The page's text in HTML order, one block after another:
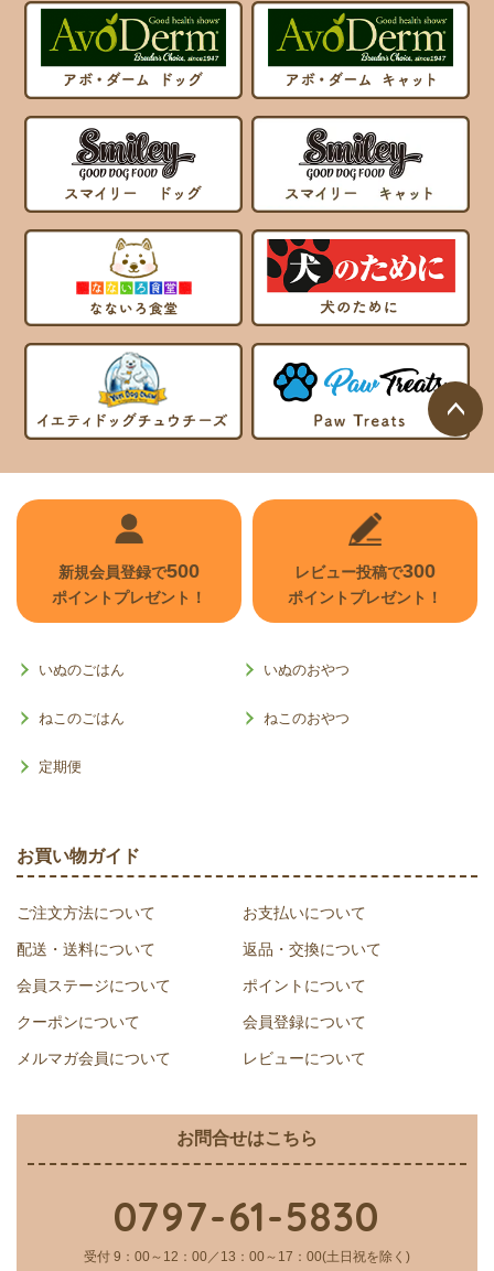
トップ
へ
新規会員登録で500
ポイントプレゼント！
レビュー投稿で300
ポイントプレゼント！
いぬのごはん いぬのおやつ
ねこのごはん ねこのおやつ
定期便
お買い物ガイド
ご注文方法について お支払いについて
配送・送料について 返品・交換について
会員ステージについて ポイントについて
クーポンについて 会員登録について
メルマガ会員について レビューについて
お問合せはこちら
0797-61-5830
受付 9：00～12：00／13：00～17：00(土日祝を除く)